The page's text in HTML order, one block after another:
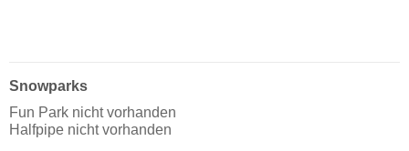
Snowparks
Fun Park nicht vorhanden
Halfpipe nicht vorhanden